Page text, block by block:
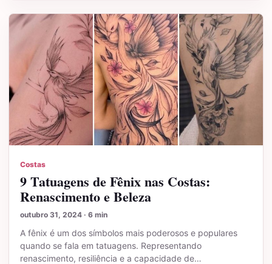
Costas
9 Tatuagens de Fênix nas Costas:
Renascimento e Beleza
outubro 31, 2024 · 6 min
A fênix é um dos símbolos mais poderosos e populares
quando se fala em tatuagens. Representando
renascimento, resiliência e a capacidade de…